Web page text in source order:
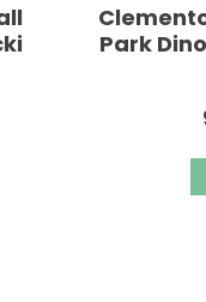
Park